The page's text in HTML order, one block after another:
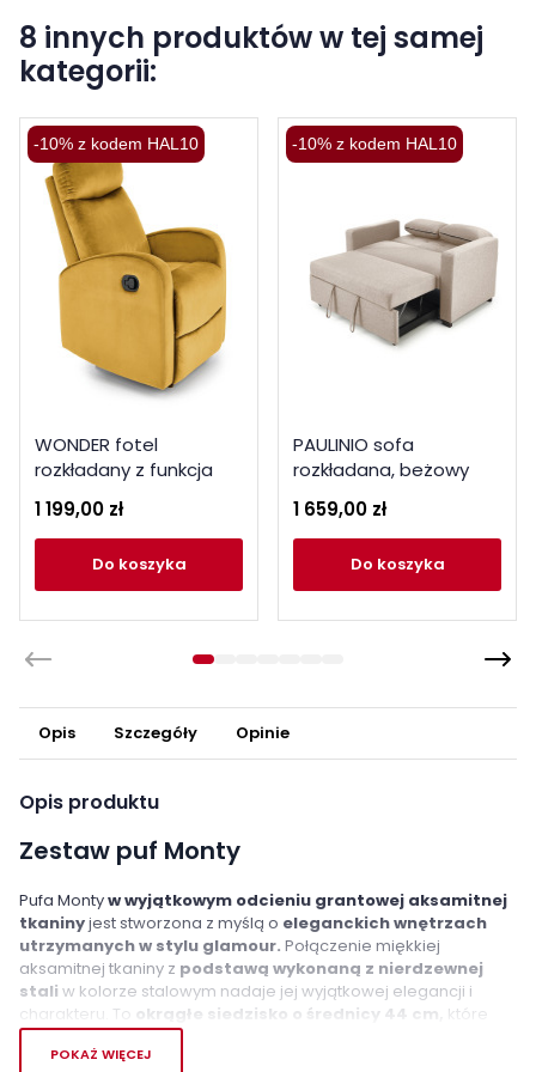
8 innych produktów w tej samej
kategorii:
-10% z kodem HAL10
WONDER fotel
rozkładany z funkcja
1 199,00 zł
do koszyka
-10% z kodem HAL10
PAULINIO sofa
rozkładana, beżowy
1 659,00 zł
do koszyka
Opis Szczegóły Opinie
Opis produktu
Zestaw puf Monty
Pufa Montyw wyjątkowym odcieniu grantowej aksamitnej
tkaninyjest stworzona z myślą o eleganckich wnętrzach
utrzymanych w stylu glamour. Połączenie miękkiej
aksamitnej tkaniny z podstawą wykonaną z nierdzewnej
stali w kolorze stalowym nadaje jej wyjątkowej elegancji i
charakteru. To okrągłe siedzisko o średnicy 44 cm, które
doskonale sprawdza się jako mebel do salonu, pełniący kilka
funkcji. Możesz na nim wygodnie usiąść, używać go jako
POKAŻ WIĘCEJ